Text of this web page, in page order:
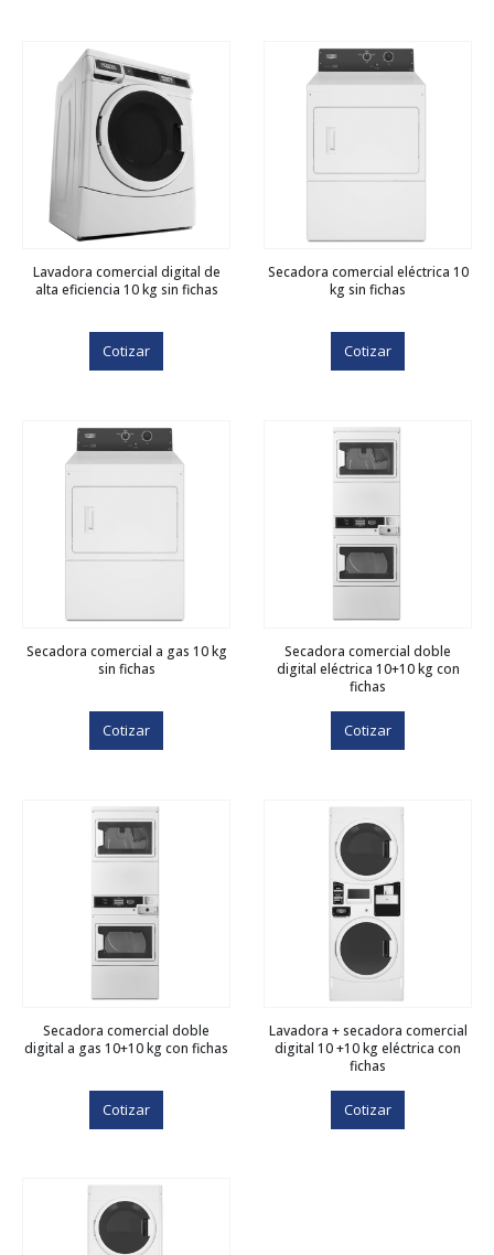
Lavadora comercial digital de
alta eficiencia 10 kg sin fichas
Cotizar
Secadora comercial eléctrica 10
kg sin fichas
Cotizar
Secadora comercial a gas 10 kg
sin fichas
Cotizar
Secadora comercial doble
digital eléctrica 10+10 kg con
fichas
Cotizar
Secadora comercial doble
digital a gas 10+10 kg con fichas
Cotizar
Lavadora + secadora comercial
digital 10 +10 kg eléctrica con
fichas
Cotizar